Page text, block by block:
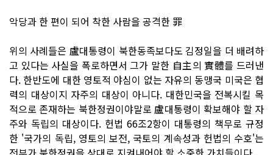
악당과 한 편이 되어 착한 사람을 공격한 罪
위의 사례들은 盧대통령이 북한동족보다도 김정일을 더 배려하
고 있다는 사실을 폭로하면서 그가 말한 自主의 實體를 드러낸
다. 한반도에 대한 영토적 야심이 없는 자유의 동맹국 미국은 협
력의 대상이지 자주의 대상이 아니다. 대한민국을 전복시킬 목
적으로 존재하는 북한정권이야말로 盧대통령이 확보해야 할 자
주와 독립의 대상이다. 헌법 66조2항이 대통령의 책무로 규정
한 '국가의 독립, 영토의 보전, 국토의 계속성과 헌법의 수호'는